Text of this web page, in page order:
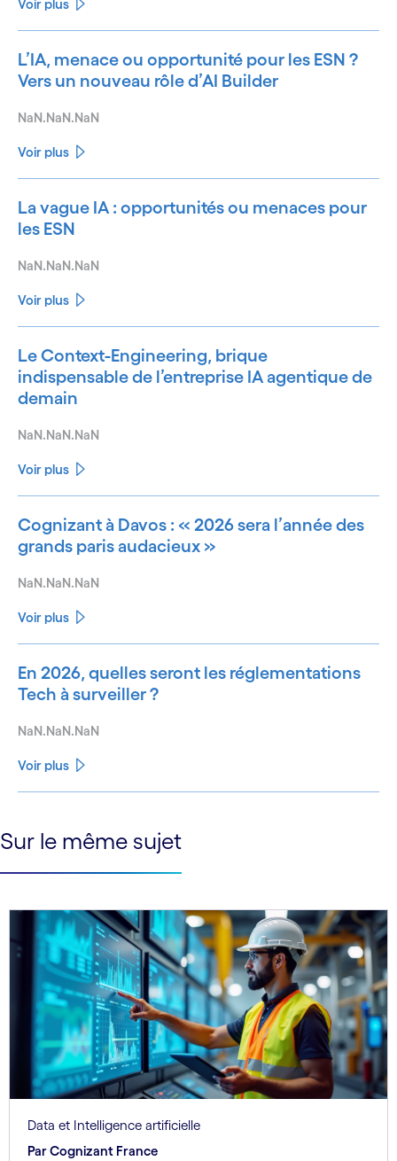
Voir plus
L’IA, menace ou opportunité pour les ESN ?
Vers un nouveau rôle d’AI Builder
NaN.NaN.NaN
Voir plus
La vague IA : opportunités ou menaces pour
les ESN
NaN.NaN.NaN
Voir plus
Le Context-Engineering, brique
indispensable de l’entreprise IA agentique de
demain
NaN.NaN.NaN
Voir plus
Cognizant à Davos : « 2026 sera l’année des
grands paris audacieux »
NaN.NaN.NaN
Voir plus
En 2026, quelles seront les réglementations
Tech à surveiller ?
NaN.NaN.NaN
Voir plus
See more See less
Sur le même sujet
Data et Intelligence artificielle
Par Cognizant France